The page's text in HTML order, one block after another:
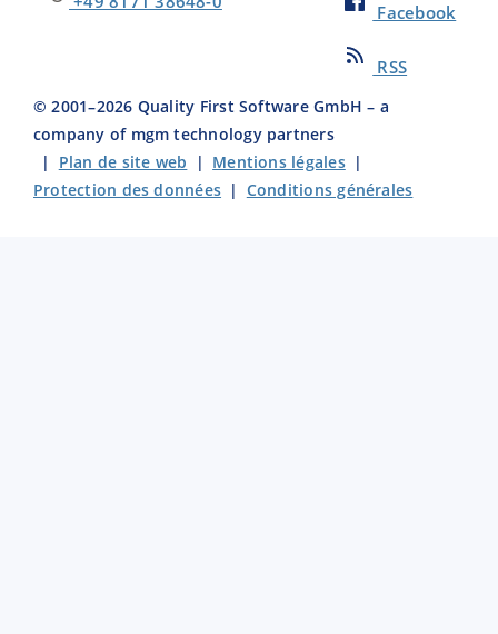
Facebook
RSS
© 2001–2026 Quality First Software GmbH – a
company of mgm technology partners
| Plan de site web | Mentions légales|
Protection des données | Conditions générales